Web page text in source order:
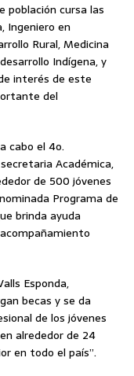
población cursa las
Ingeniero en
Rural, Medicina
Indígena, y
interés de este
del
cabo el 4o.
Académica,
de 500 jóvenes
Programa de
brinda ayuda
Esponda,
becas y se da
de los jóvenes
alrededor de 24
en todo el país”.